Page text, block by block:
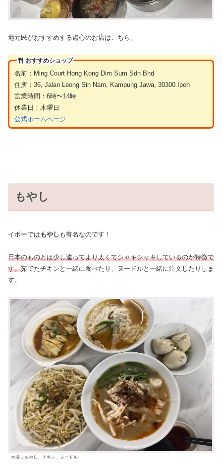
地元民がおすすめする点心のお店はこちら。
おすすめショップ
名前：Ming Court Hong Kong Dim Sum Sdn Bhd
住所：36, Jalan Leong Sin Nam, Kampung Jawa, 30300 Ipoh
営業時間：6時〜14時
休業日：木曜日
公式ホームページ
もやし
イポーでは もやし も有名なのです！
日本のものとは少し違ってより太くてシャキシャキしているのが特徴で
す。茹でたチキンと一緒に食べたり、ヌードルと一緒に注文したりしま
す。
大盛りもやし、チキン、ヌードル